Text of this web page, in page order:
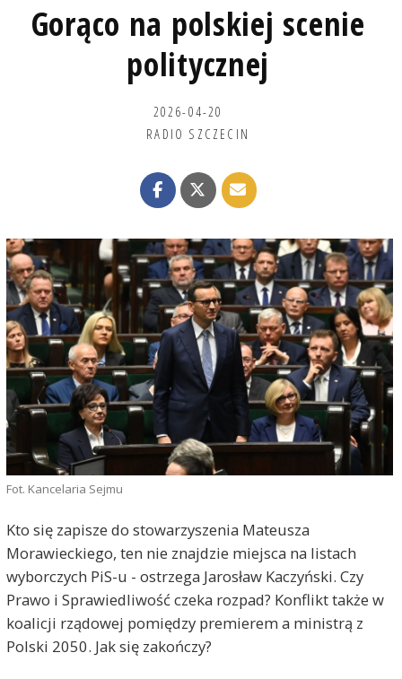
Gorąco na polskiej scenie
politycznej
2026-04-20
RADIO SZCZECIN
Fot. Kancelaria Sejmu
Kto się zapisze do stowarzyszenia Mateusza
Morawieckiego, ten nie znajdzie miejsca na listach
wyborczych PiS-u - ostrzega Jarosław Kaczyński. Czy
Prawo i Sprawiedliwość czeka rozpad? Konflikt także w
koalicji rządowej pomiędzy premierem a ministrą z
Polski 2050. Jak się zakończy?